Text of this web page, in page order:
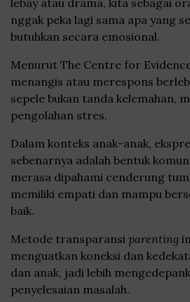
nggak peka lagi sama apa yang
butuhkan secara emosional.
Menurut The Centre for
menangis atau merespons
sepele bukan tanda kelemahan,
pengolahan stres.
Dalam konteks anak-anak,
sebenarnya adalah bentuk
merasa dipahami cenderung
memiliki empati dan mampu
baik.
Metode transparansi parenting
menguatkan koneksi dan
dan anak, jadi lebih
penyelesaian masalah.